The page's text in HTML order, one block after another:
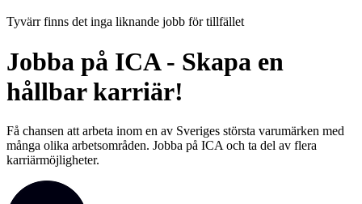
Tyvärr finns det inga liknande jobb för tillfället
Jobba på ICA - Skapa en
hållbar karriär!
Få chansen att arbeta inom en av Sveriges största varumärken med
många olika arbetsområden. Jobba på ICA och ta del av flera
karriärmöjligheter.